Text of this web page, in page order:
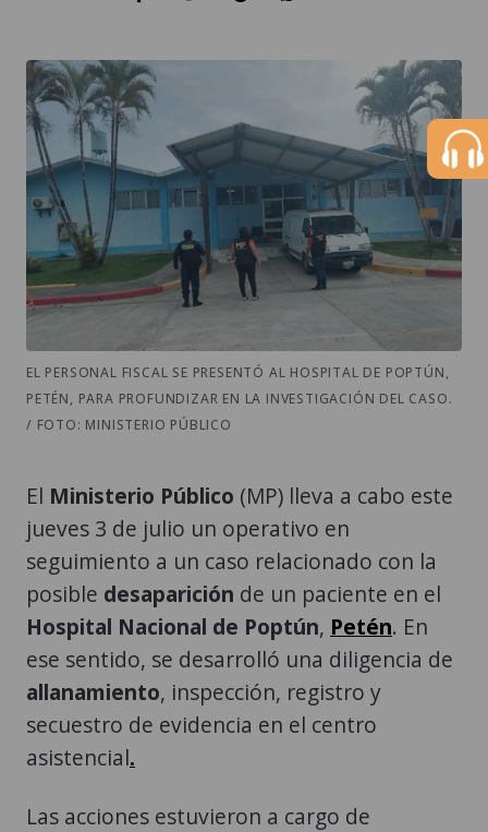
EL PERSONAL FISCAL SE PRESENTÓ AL HOSPITAL DE POPTÚN,
PETÉN, PARA PROFUNDIZAR EN LA INVESTIGACIÓN DEL CASO.
/ FOTO: MINISTERIO PÚBLICO
El Ministerio Público (MP) lleva a cabo este
jueves 3 de julio un operativo en
seguimiento a un caso relacionado con la
posible desaparición de un paciente en el
Hospital Nacional de Poptún, Petén. En
ese sentido, se desarrolló una diligencia de
allanamiento, inspección, registro y
secuestro de evidencia en el centro
asistencial.
Las acciones estuvieron a cargo de